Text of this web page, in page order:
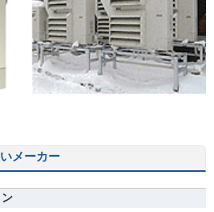
メーカー